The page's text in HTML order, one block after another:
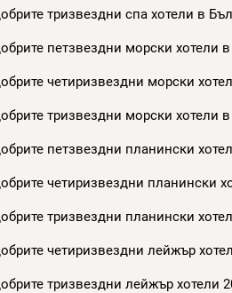
тризвездни спа хотели в
петзвездни морски хотели
четиризвездни морски
тризвездни морски хотели
петзвездни планински
четиризвездни планински
тризвездни планински
четиризвездни лейжър
тризвездни лейжър хотели